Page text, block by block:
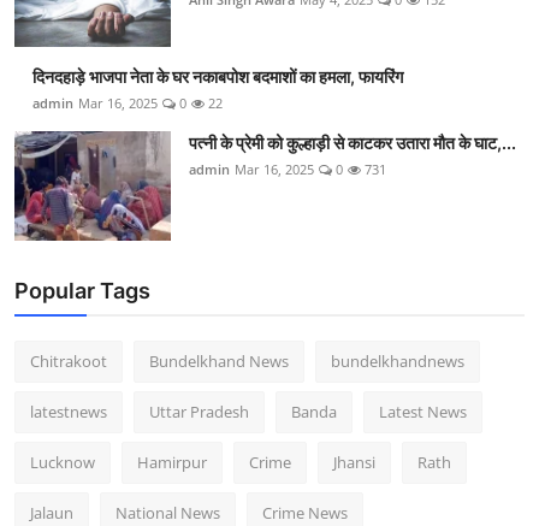
दिनदहाड़े भाजपा नेता के घर नकाबपोश बदमाशों का हमला, फायरिंग
admin Mar 16, 2025 0 22
पत्नी के प्रेमी को कुल्हाड़ी से काटकर उतारा मौत के घाट,...
admin Mar 16, 2025 0 731
Popular Tags
Chitrakoot Bundelkhand News bundelkhandnews
latestnews Uttar Pradesh Banda Latest News
Lucknow Hamirpur Crime Jhansi Rath
Jalaun National News Crime News